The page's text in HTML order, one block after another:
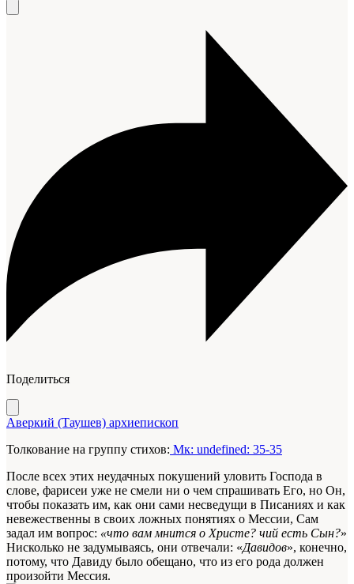
Поделиться
Аверкий (Таушев) архиепископ
Толкование на группу стихов: Мк: undefined: 35-35
После всех этих неудачных покушений уловить Господа в
слове, фарисеи уже не смели ни о чем спрашивать Его, но Он,
чтобы показать им, как они сами несведущи в Писаниях и как
невежественны в своих ложных понятиях о Мессии, Сам
задал им вопрос: «что вам мнится о Христе? чий есть Сын?»
Нисколько не задумываясь, они отвечали: «Давидов», конечно,
потому, что Давиду было обещано, что из его рода должен
произойти Мессия.